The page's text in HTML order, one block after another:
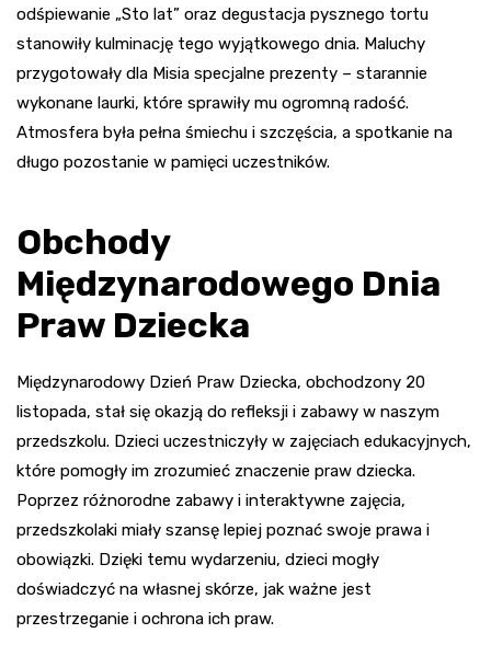
odśpiewanie „Sto lat” oraz degustacja pysznego tortu
stanowiły kulminację tego wyjątkowego dnia. Maluchy
przygotowały dla Misia specjalne prezenty – starannie
wykonane laurki, które sprawiły mu ogromną radość.
Atmosfera była pełna śmiechu i szczęścia, a spotkanie na
długo pozostanie w pamięci uczestników.
Obchody
Międzynarodowego Dnia
Praw Dziecka
Międzynarodowy Dzień Praw Dziecka, obchodzony 20
listopada, stał się okazją do refleksji i zabawy w naszym
przedszkolu. Dzieci uczestniczyły w zajęciach edukacyjnych,
które pomogły im zrozumieć znaczenie praw dziecka.
Poprzez różnorodne zabawy i interaktywne zajęcia,
przedszkolaki miały szansę lepiej poznać swoje prawa i
obowiązki. Dzięki temu wydarzeniu, dzieci mogły
doświadczyć na własnej skórze, jak ważne jest
przestrzeganie i ochrona ich praw.